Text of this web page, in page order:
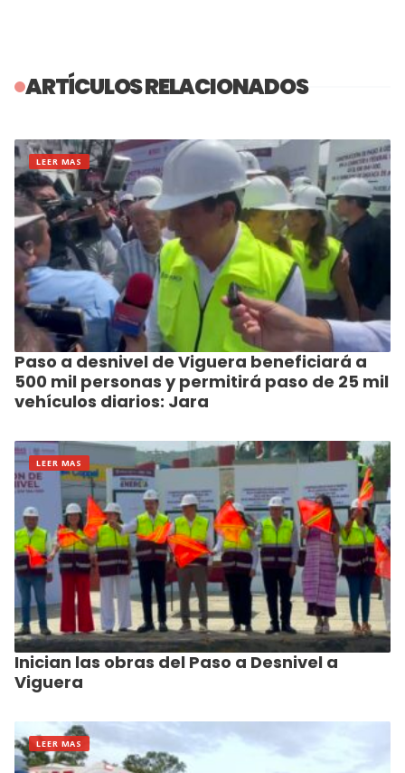
ARTÍCULOS RELACIONADOS
LEER MAS
Paso a desnivel de Viguera beneficiará a
500 mil personas y permitirá paso de 25 mil
vehículos diarios: Jara
LEER MAS
Inician las obras del Paso a Desnivel a
Viguera
LEER MAS